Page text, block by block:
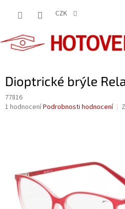
CZK
Dioptrické brýle
77816
Průměrné
hvězdiček.
1 hodnoceníPodrobnosti hodnocení